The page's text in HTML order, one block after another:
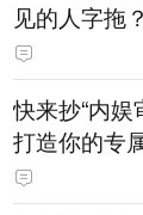
见的人字拖？
快来抄“内娱
打造你的专